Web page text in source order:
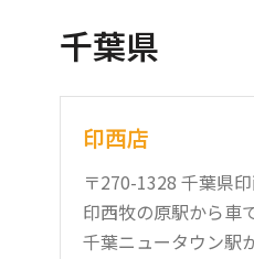
千葉県
印西店
〒270-1328 千葉県
印西牧の原駅から車
千葉ニュータウン駅